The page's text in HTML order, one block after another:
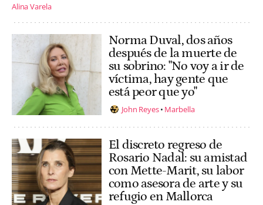
Alina Varela
Norma Duval, dos años
después de la muerte de
su sobrino: "No voy a ir de
víctima, hay gente que
está peor que yo"
John Reyes Marbella
El discreto regreso de
Rosario Nadal: su amistad
con Mette-Marit, su labor
como asesora de arte y su
refugio en Mallorca